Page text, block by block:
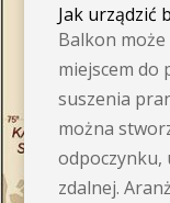
Jak urządzić
Balkon może
miejscem do
suszenia
można
odpoczynku,
zdalnej.